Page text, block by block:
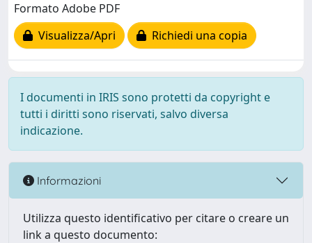
Formato Adobe PDF
Visualizza/Apri
Richiedi una copia
I documenti in IRIS sono protetti da copyright e
tutti i diritti sono riservati, salvo diversa
indicazione.
Informazioni
Utilizza questo identificativo per citare o creare un
link a questo documento: